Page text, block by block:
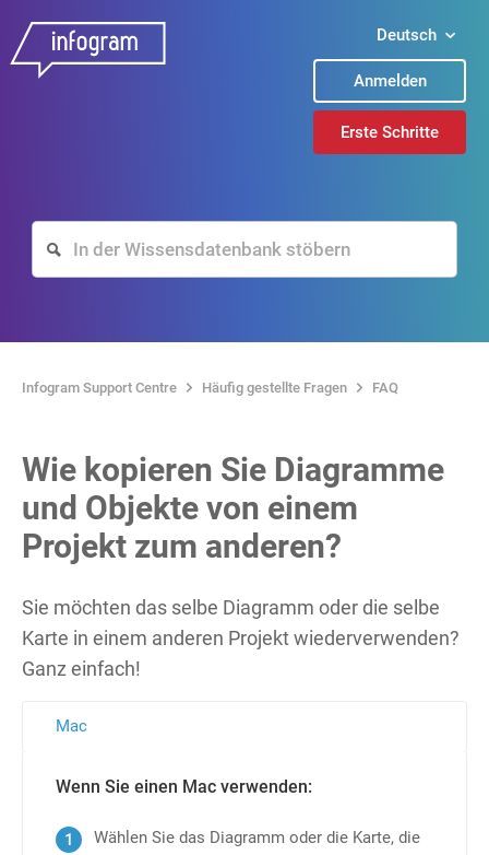
Deutsch
Anmelden
Erste Schritte
Infogram Support Centre Häufig gestellte Fragen FAQ
Wie kopieren Sie Diagramme
und Objekte von einem
Projekt zum anderen?
Sie möchten das selbe Diagramm oder die selbe
Karte in einem anderen Projekt wiederverwenden?
Ganz einfach!
Mac
Wenn Sie einen Mac verwenden:
Wählen Sie das Diagramm oder die Karte, die